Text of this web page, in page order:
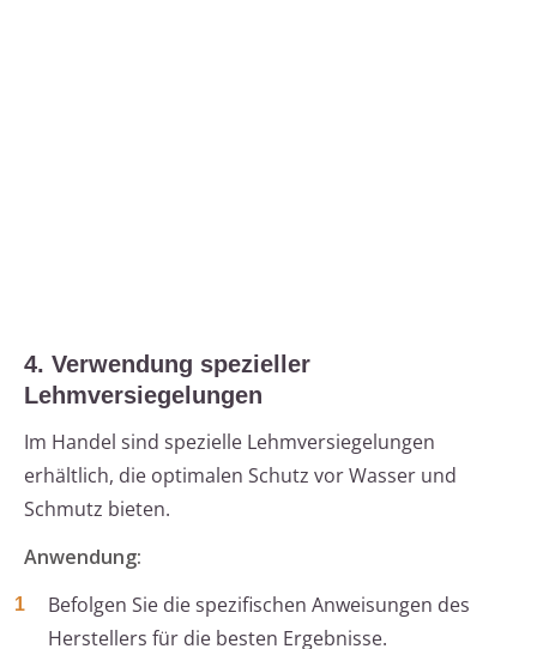
4. Verwendung spezieller
Lehmversiegelungen
Im Handel sind spezielle Lehmversiegelungen
erhältlich, die optimalen Schutz vor Wasser und
Schmutz bieten.
Anwendung:
Befolgen Sie die spezifischen Anweisungen des
Herstellers für die besten Ergebnisse.